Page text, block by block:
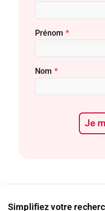
Prénom *
Nom *